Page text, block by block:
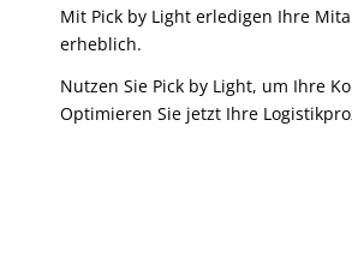
Mit Pick by Light erledigen Ihre
erheblich.
Nutzen Sie Pick by Light, um Ihre
Optimieren Sie jetzt Ihre